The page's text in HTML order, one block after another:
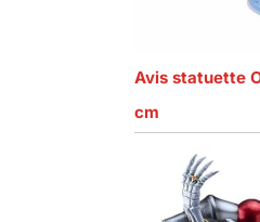
Avis statuette
cm